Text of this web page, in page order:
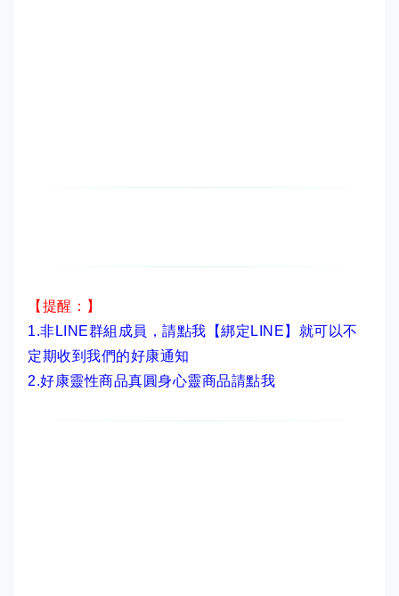
【提醒：】
1.非LINE群組成員， 請點我【綁定LINE】 就可以不
定期收到我們的好康通知
2.好康靈性商品真圓身心靈商品請點我